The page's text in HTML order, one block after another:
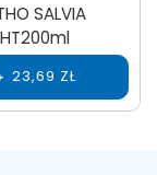
SALVIA
23,69 ZŁ